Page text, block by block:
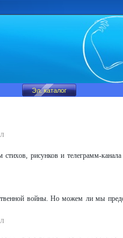
рисунков и телеграмм-
войны. Но можем ли мы